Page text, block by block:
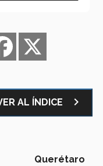
Facebook
AL ÍNDICE navigate_next
Querétaro